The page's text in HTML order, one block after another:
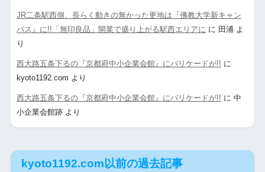
JR二条駅西側、長らく動きの無かった更地は『佛教大学新キャン
パス』に!!「無印良品」開業で盛り上がる駅西エリアに に 田浦よ
り
西大路五条下るの『京都府中小企業会館』にバリケードが!! に
kyoto1192.com より
西大路五条下るの『京都府中小企業会館』にバリケードが!! に 中
小企業会館跡より
kyoto1192.com以前の過去記事